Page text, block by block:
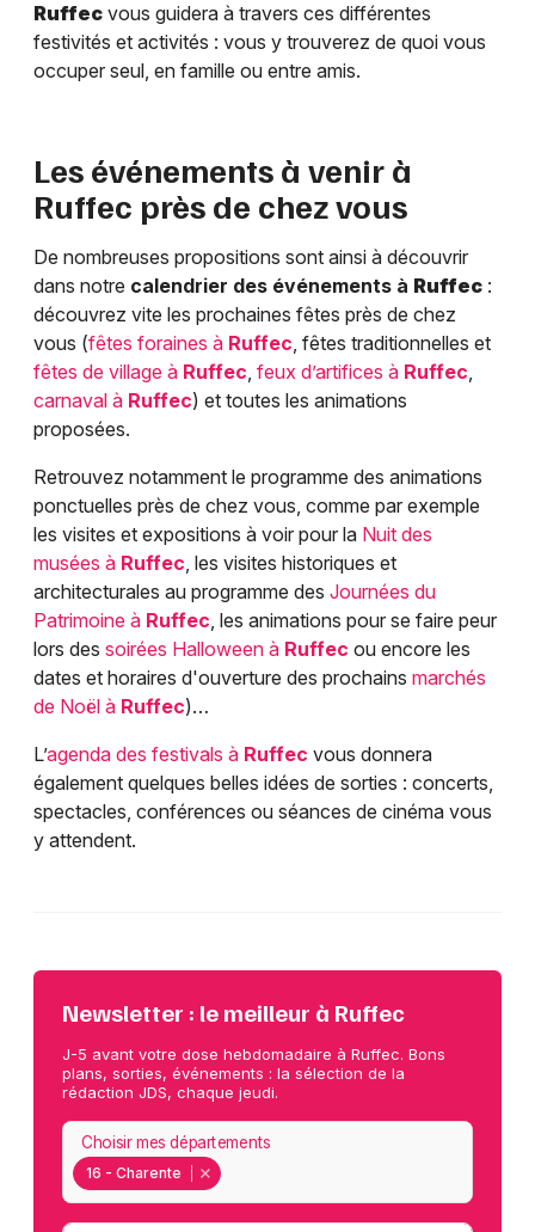
Ruffec vous guidera à travers ces différentes
festivités et activités : vous y trouverez de quoi vous
occuper seul, en famille ou entre amis.
Les événements à venir à
Ruffec près de chez vous
De nombreuses propositions sont ainsi à découvrir
dans notre calendrier des événements à Ruffec :
découvrez vite les prochaines fêtes près de chez
vous (fêtes foraines à Ruffec, fêtes traditionnelles et
fêtes de village à Ruffec, feux d’artifices à Ruffec,
carnaval à Ruffec) et toutes les animations
proposées.
Retrouvez notamment le programme des animations
ponctuelles près de chez vous, comme par exemple
les visites et expositions à voir pour la Nuit des
musées à Ruffec, les visites historiques et
architecturales au programme des Journées du
Patrimoine à Ruffec, les animations pour se faire peur
lors des soirées Halloween à Ruffec ou encore les
dates et horaires d'ouverture des prochains marchés
de Noël à Ruffec)…
L’agenda des festivals à Ruffec vous donnera
également quelques belles idées de sorties : concerts,
spectacles, conférences ou séances de cinéma vous
y attendent.
Newsletter : le meilleur à Ruffec
J-5 avant votre dose hebdomadaire à Ruffec. Bons
plans, sorties, événements : la sélection de la
rédaction JDS, chaque jeudi.
16 - Charente
Choisir mes départements